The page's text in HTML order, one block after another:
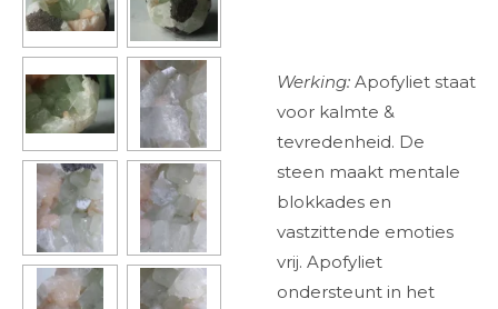
Werking: Apofyliet staat
voor kalmte &
tevredenheid. De
steen maakt mentale
blokkades en
vastzittende emoties
vrij. Apofyliet
ondersteunt in het